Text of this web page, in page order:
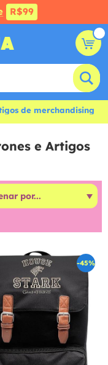
R$99
de merchandising
e Artigos
-45%